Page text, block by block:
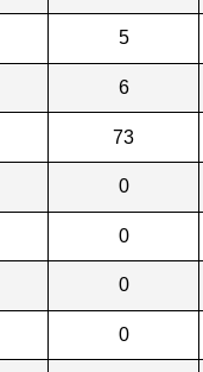
5
6
73
0
0
0
0